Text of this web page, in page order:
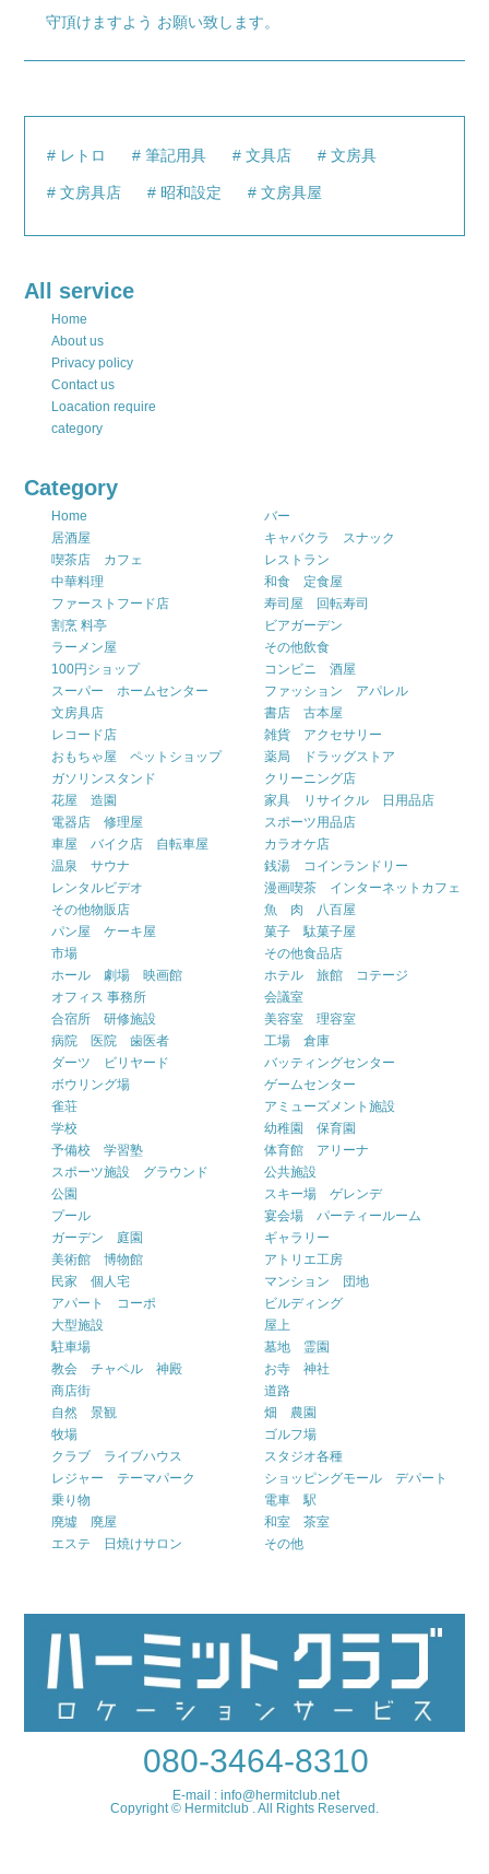
守頂けますよう お願い致します。
レトロ 筆記用具 文具店 文房具
文房具店 昭和設定 文房具屋
All service
Home
About us
Privacy policy
Contact us
Loacation require
category
Category
Home
バー
居酒屋
キャバクラ スナック
喫茶店 カフェ
レストラン
中華料理
和食 定食屋
ファーストフード店
寿司屋 回転寿司
割烹 料亭
ビアガーデン
ラーメン屋
その他飲食
100円ショップ
コンビニ 酒屋
スーパー ホームセンター
ファッション アパレル
文房具店
書店 古本屋
レコード店
雑貨 アクセサリー
おもちゃ屋 ペットショップ
薬局 ドラッグストア
ガソリンスタンド
クリーニング店
花屋 造園
家具 リサイクル 日用品店
電器店 修理屋
スポーツ用品店
車屋 バイク店 自転車屋
カラオケ店
温泉 サウナ
銭湯 コインランドリー
レンタルビデオ
漫画喫茶 インターネットカフェ
その他物販店
魚 肉 八百屋
パン屋 ケーキ屋
菓子 駄菓子屋
市場
その他食品店
ホール 劇場 映画館
ホテル 旅館 コテージ
オフィス 事務所
会議室
合宿所 研修施設
美容室 理容室
病院 医院 歯医者
工場 倉庫
ダーツ ビリヤード
バッティングセンター
ボウリング場
ゲームセンター
雀荘
アミューズメント施設
学校
幼稚園 保育園
予備校 学習塾
体育館 アリーナ
スポーツ施設 グラウンド
公共施設
公園
スキー場 ゲレンデ
プール
宴会場 パーティールーム
ガーデン 庭園
ギャラリー
美術館 博物館
アトリエ工房
民家 個人宅
マンション 団地
アパート コーポ
ビルディング
大型施設
屋上
駐車場
墓地 霊園
教会 チャペル 神殿
お寺 神社
商店街
道路
自然 景観
畑 農園
牧場
ゴルフ場
クラブ ライブハウス
スタジオ各種
レジャー テーマパーク
ショッピングモール デパート
乗り物
電車 駅
廃墟 廃屋
和室 茶室
エステ 日焼けサロン
その他
080-3464-8310
E-mail : info@hermitclub.net
Copyright © Hermitclub . All Rights Reserved.